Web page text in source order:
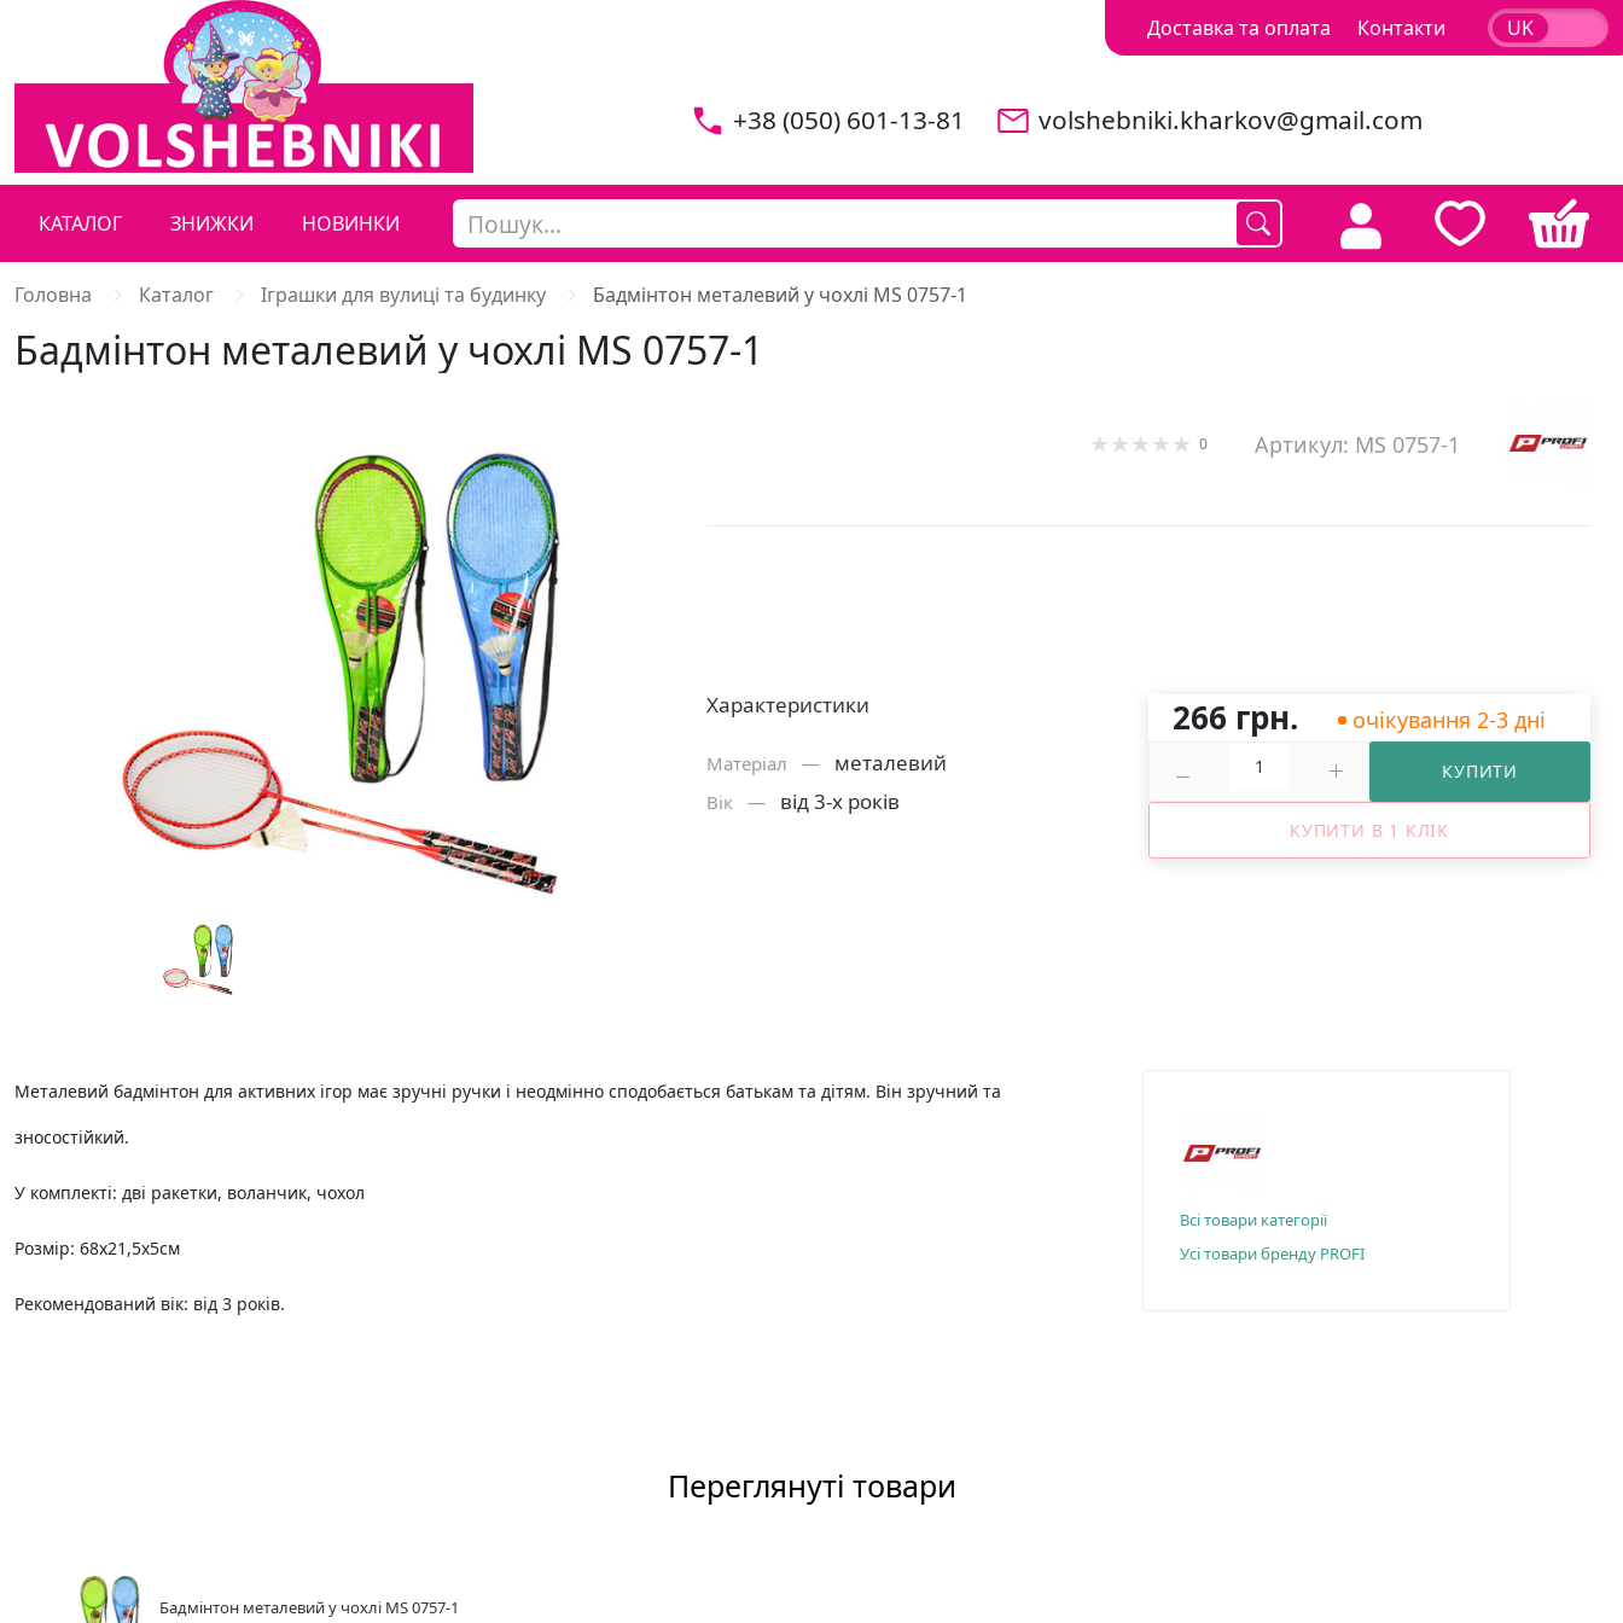
Доставка та оплата Контакти UK
+38 (050) 601-13-81 volshebniki.kharkov@gmail.com
КАТАЛОГ ЗНИЖКИ НОВИНКИ
Головна Каталог Іграшки для вулиці та будинку Бадмінтон металевий у чохлі MS 0757-1
Бадмінтон металевий у чохлі MS 0757-1
0 Артикул: MS 0757-1
Характеристики
Матерiал — металевий
Вік — від 3-х років
266 грн. очікування 2-3 дні
КУПИТИ
КУПИТИ В 1 КЛІК
Металевий бадмінтон для активних ігор має зручні ручки і неодмінно сподобається батькам та дітям. Він зручний та
зносостійкий.
У комплекті: дві ракетки, воланчик, чохол
Розмір: 68х21,5х5см
Рекомендований вік: від 3 років.
Всі товари категорії
Усі товари бренду PROFI
Переглянуті товари
Бадмінтон металевий у чохлі MS 0757-1